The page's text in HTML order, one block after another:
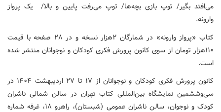
می‌افتد بگیر/ توپ بازی بچه‌ها/ توپ می‌رفت پایین و بالا/ یک پرواز
وارونه.
کتاب «پرواز وارونه» در شمارگان ۲هزار نسخه و در ۲۸ صفحه با قیمت
۱۱۰هزار تومان از سوی کانون پرورش فکری کودکان و نوجوانان منتشر شده
است.
کانون پرورش فکری کودکان و نوجوانان از ۱۷ تا ۲۷ اردیبهشت ۱۴۰۴ در
سی‌وششمین نمایشگاه بین‌المللی کتاب تهران در سالن‌ شمالی ناشران
کودک و نوجوان، سالن ناشران عمومی (شبستان)، راهرو ۱۸، غرفه شماره